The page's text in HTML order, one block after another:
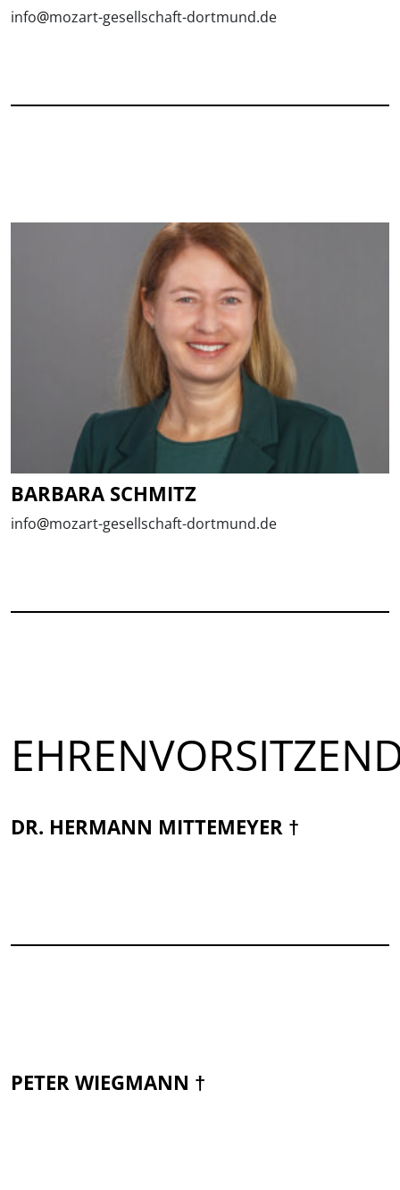
info@mozart-gesellschaft-dortmund.de
BARBARA SCHMITZ
info@mozart-gesellschaft-dortmund.de
DR. HERMANN MITTEMEYER †
PETER WIEGMANN †